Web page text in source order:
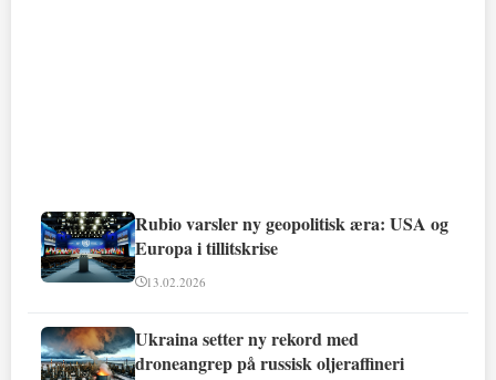
Rubio varsler ny geopolitisk æra: USA og
Europa i tillitskrise
13.02.2026
Ukraina setter ny rekord med
droneangrep på russisk oljeraffineri